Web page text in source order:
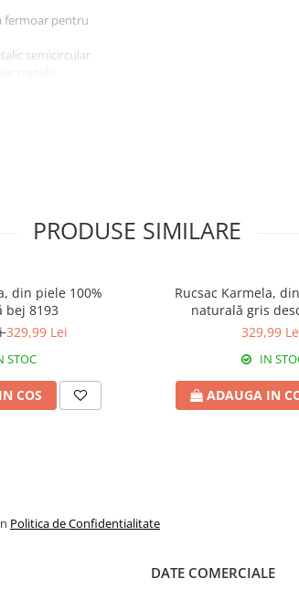
fermoar pentru
semicircular
PRODUSE SIMILARE
din piele 100%
bej 8193
329,99 Lei
STOC
COS
Rucsac Karmela,
naturală gris
329,99
IN
ADAUGA IN
Politica de Confidentialitate
DATE COMERCIALE